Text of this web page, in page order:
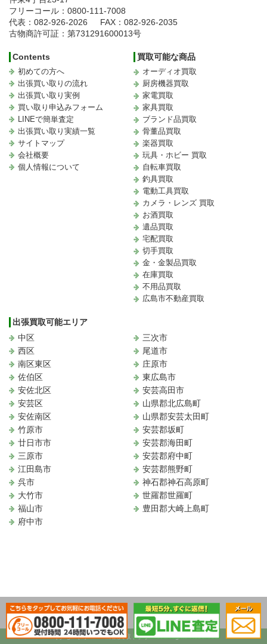
フリーコール：0800-111-7008
代表：082-926-2026
FAX：082-926-2035
古物商許可証：第731291600013号
Contents
初めての方へ
出張買い取りの流れ
出張買い取り実例
買い取り申込みフォーム
LINEで簡単査定
出張買い取り実績一覧
サイトマップ
会社概要
個人情報について
買取可能な商品
オーディオ買取
厨房機器買取
家電買取
家具買取
ブランド品買取
骨董品買取
楽器買取
玩具・ホビー 買取
自転車買取
釣具買取
電動工具買取
カメラ・レンズ 買取
お酒買取
遺品買取
宅配買取
切手買取
金・金製品買取
在庫買取
不用品買取
広島市不動産買取
出張買取可能エリア
中区
西区
南区東区
佐伯区
安佐北区
安芸区
安佐南区
竹原市
廿日市市
三原市
江田島市
呉市
大竹市
福山市
府中市
三次市
尾道市
庄原市
東広島市
安芸高田市
山県郡北広島町
山県郡安芸太田町
安芸郡坂町
安芸郡海田町
安芸郡府中町
安芸郡熊野町
神石郡神石高原町
世羅郡世羅町
豊田郡大崎上島町
Copyright (C) 2017.出張買取ドクター. All Rights Reserved.